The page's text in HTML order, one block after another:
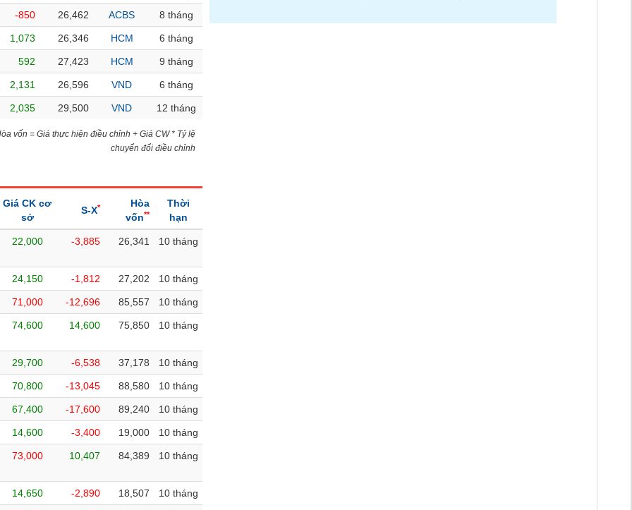
-850 26,462 ACBS 8 tháng
1,073 26,346 HCM 6 tháng
592 27,423 HCM 9 tháng
2,131 26,596 VND 6 tháng
2,035 29,500 VND 12 tháng
vốn = Giá thực hiện điều chỉnh + Giá CW * Tỷ lệ
chuyển đổi điều chỉnh
Giá CK cơ
sở
S-X*
Hòa
vốn**
Thời
hạn
22,000 -3,885 26,341 10 tháng
24,150 -1,812 27,202 10 tháng
71,000 -12,696 85,557 10 tháng
74,600 14,600 75,850 10 tháng
29,700 -6,538 37,178 10 tháng
70,800 -13,045 88,580 10 tháng
67,400 -17,600 89,240 10 tháng
14,600 -3,400 19,000 10 tháng
73,000 10,407 84,389 10 tháng
14,650 -2,890 18,507 10 tháng